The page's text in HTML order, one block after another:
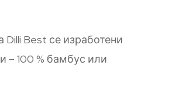
Dilli Best се изработени
– 100 % бамбус или